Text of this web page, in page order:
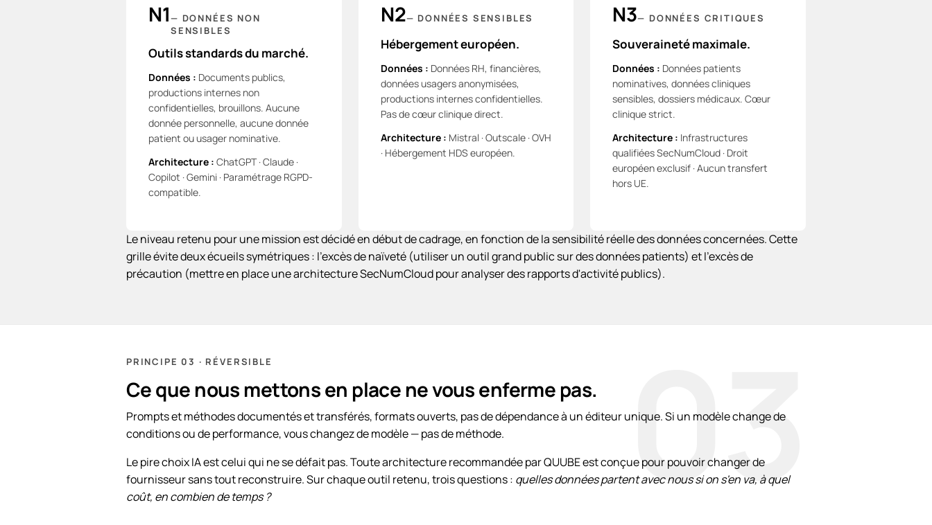
N1— DONNÉES NON
SENSIBLES
Outils standards du marché.
Données : Documents publics,
productions internes non
confidentielles, brouillons. Aucune
donnée personnelle, aucune donnée
patient ou usager nominative.
Architecture : ChatGPT · Claude ·
Copilot · Gemini · Paramétrage RGPD-
compatible.
N2— DONNÉES SENSIBLES
Hébergement européen.
Données : Données RH, financières,
données usagers anonymisées,
productions internes confidentielles.
Pas de cœur clinique direct.
Architecture : Mistral · Outscale · OVH
· Hébergement HDS européen.
N3— DONNÉES CRITIQUES
Souveraineté maximale.
Données : Données patients
nominatives, données cliniques
sensibles, dossiers médicaux. Cœur
clinique strict.
Architecture : Infrastructures
qualifiées SecNumCloud · Droit
européen exclusif · Aucun transfert
hors UE.
Le niveau retenu pour une mission est décidé en début de cadrage, en fonction de la sensibilité réelle des données concernées. Cette
grille évite deux écueils symétriques : l'excès de naïveté (utiliser un outil grand public sur des données patients) et l'excès de
précaution (mettre en place une architecture SecNumCloud pour analyser des rapports d'activité publics).
03
PRINCIPE 03 · RÉVERSIBLE
Ce que nous mettons en place ne vous enferme pas.
Prompts et méthodes documentés et transférés, formats ouverts, pas de dépendance à un éditeur unique. Si un modèle change de
conditions ou de performance, vous changez de modèle — pas de méthode.
Le pire choix IA est celui qui ne se défait pas. Toute architecture recommandée par QUUBE est conçue pour pouvoir changer de
fournisseur sans tout reconstruire. Sur chaque outil retenu, trois questions : quelles données partent avec nous si on s'en va, à quel
coût, en combien de temps ?